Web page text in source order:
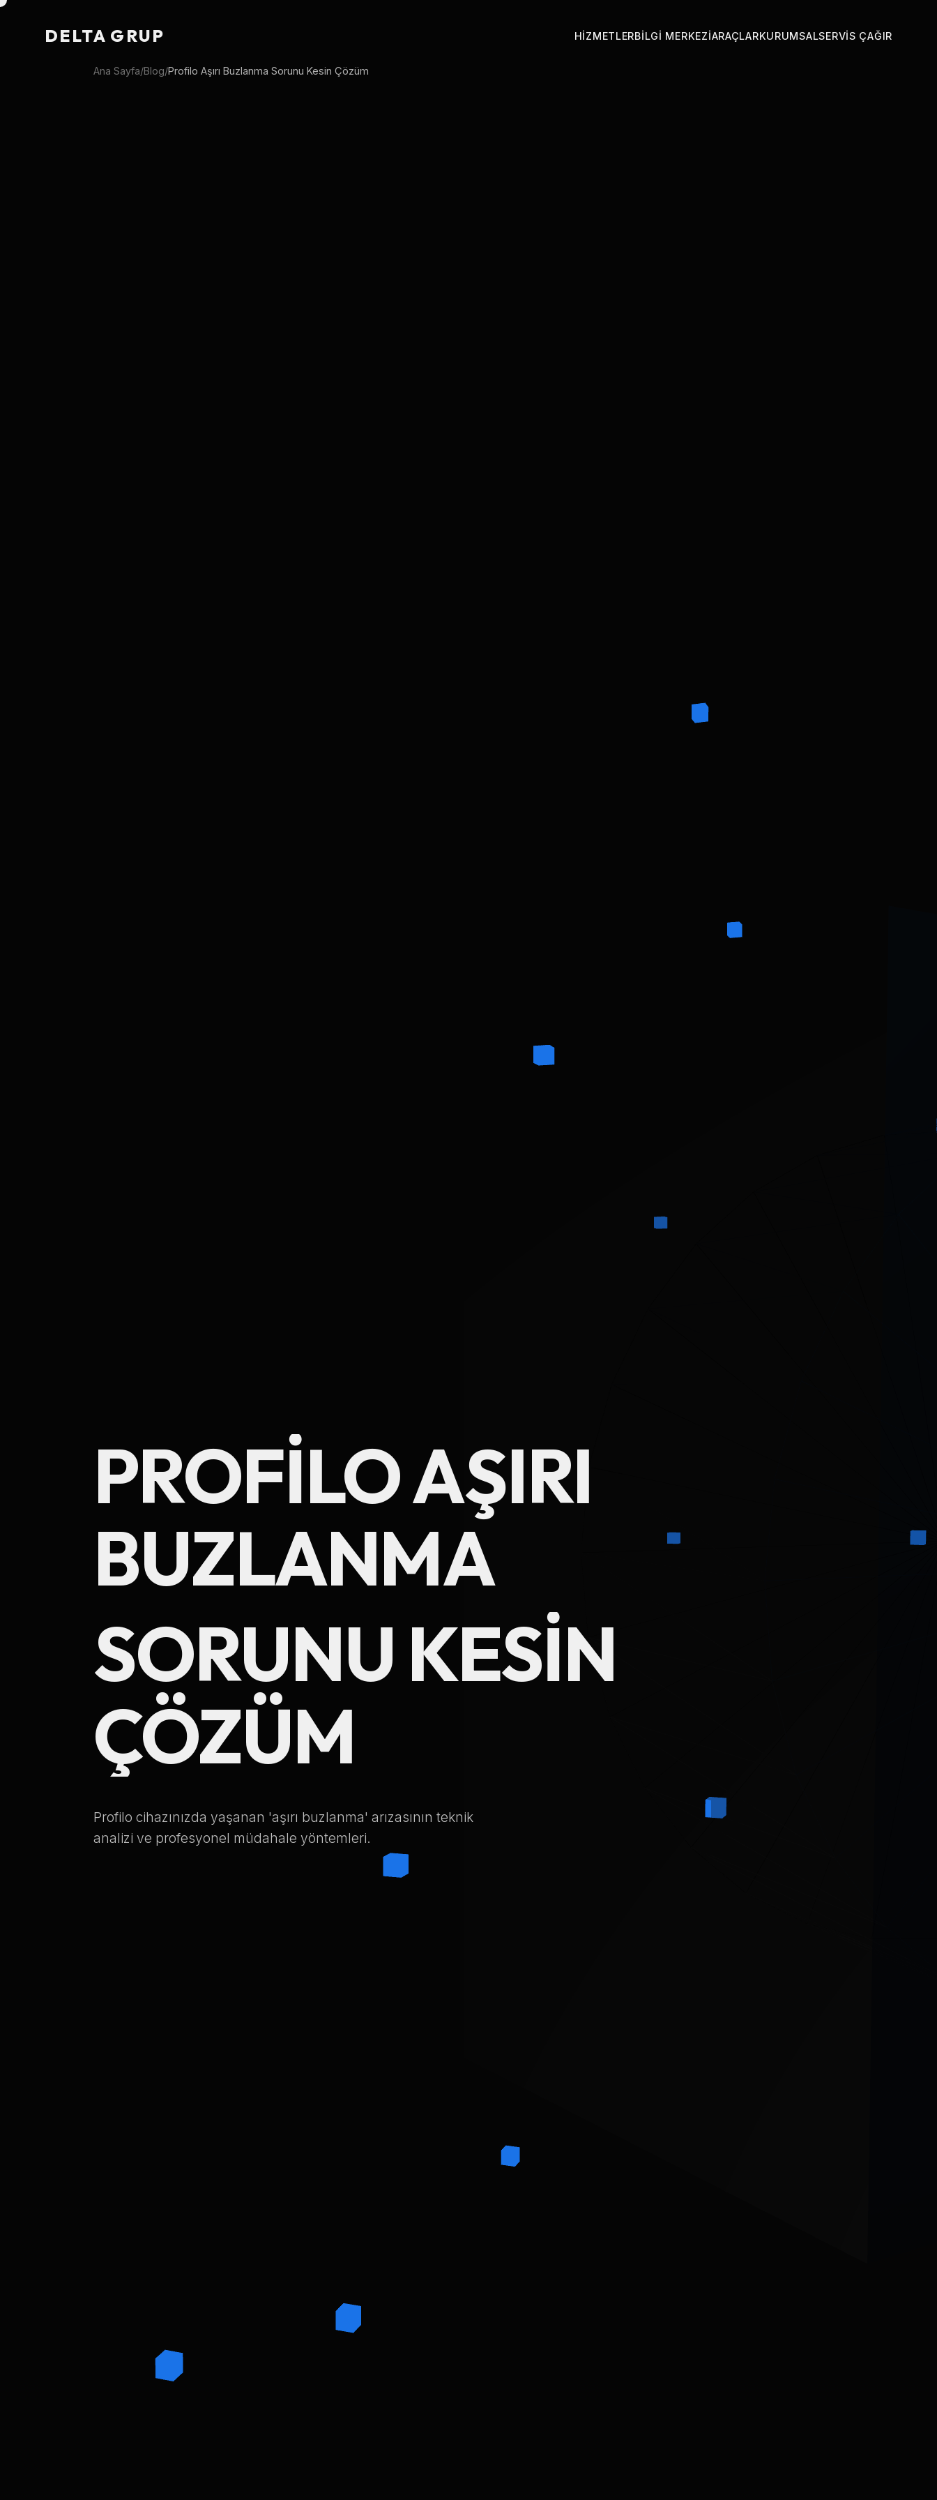
DELTA GRUP HIZMETLERBILGI MERKEZIARAÇLARKURUMSALSERVIS ÇAĞIR
Ana Sayfa/Blog/Profilo Aşırı Buzlanma Sorunu Kesin Çözüm
PROFILO AŞIRI
BUZLANMA
SORUNU KESIN
ÇÖZÜM
Profilo cihazınızda yaşanan 'aşırı buzlanma' arızasının teknik
analizi ve profesyonel müdahale yöntemleri.
Ad Soyad
Telefon Numarası